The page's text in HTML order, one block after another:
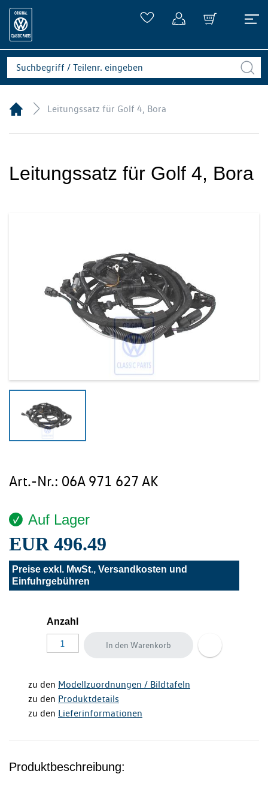
Leitungssatz für Golf 4, Bora
Leitungssatz für Golf 4, Bora
Art.-Nr.: 06A 971 627 AK
Auf Lager
EUR 496.49
Preise exkl. MwSt., Versandkosten und
Einfuhrgebühren
Anzahl
In den Warenkorb
zu den Modellzuordnungen / Bildtafeln
zu den Produktdetails
zu den Lieferinformationen
Produktbeschreibung: